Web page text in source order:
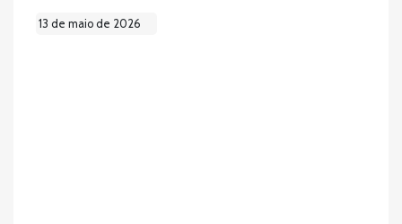
13 de maio de 2026